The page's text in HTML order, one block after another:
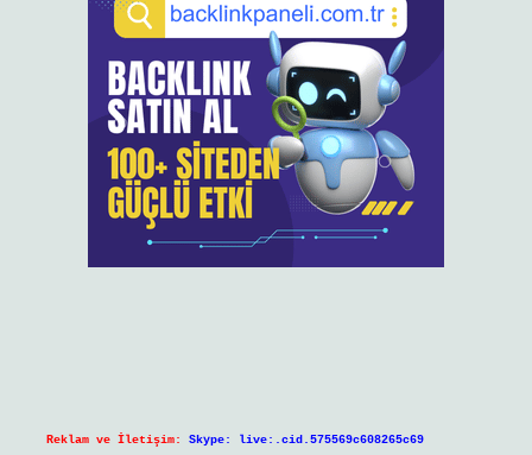
Reklam ve İletişim: Skype: live:.cid.575569c608265c69